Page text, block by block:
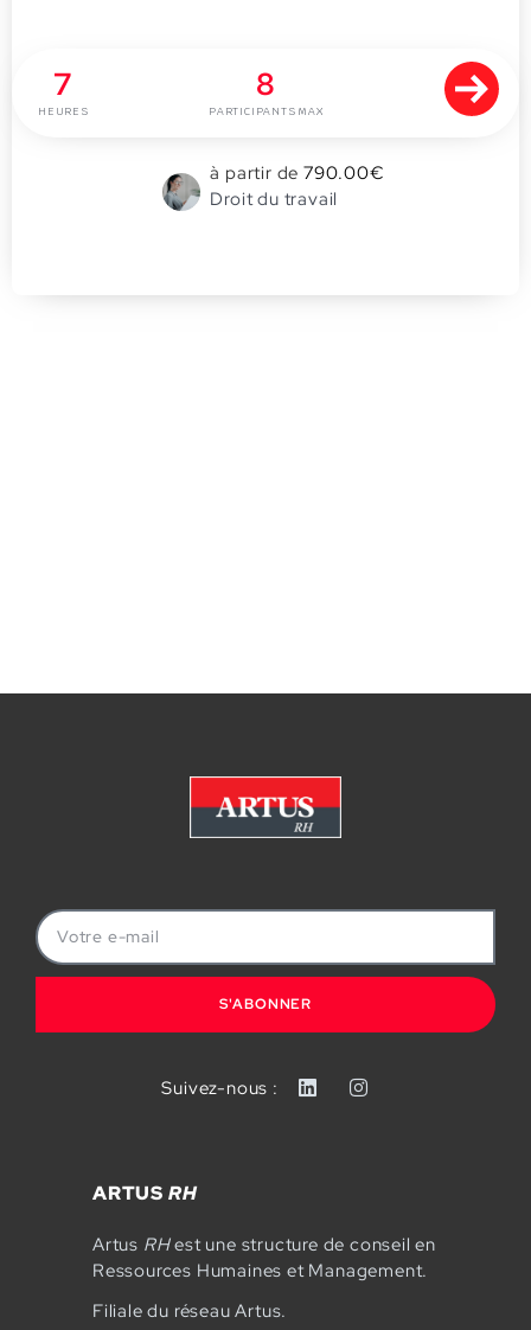
7
HEURES
8
PARTICIPANTS MAX
à partir de 790.00€
Droit du travail
S'ABONNER
Suivez-nous :
ARTUS RH
Artus RHest une structure de conseil en
Ressources Humaines et Management.
Filiale du réseau Artus.